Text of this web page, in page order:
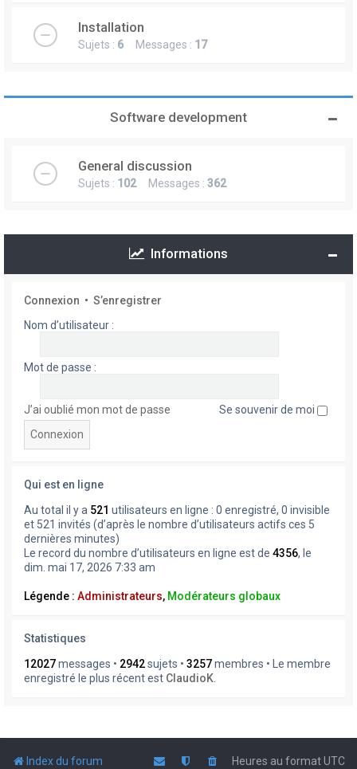
Installation
Sujets : 6 Messages : 17
Software development
General discussion
Sujets : 102Messages : 362
Informations
Connexion • S’enregistrer
Nom d’utilisateur :
Mot de passe :
J’ai oublié mon mot de passe Se souvenir de moi
Qui est en ligne
Au total il y a 521 utilisateurs en ligne : 0 enregistré, 0 invisible
et 521 invités (d’après le nombre d’utilisateurs actifs ces 5
dernières minutes)
Le record du nombre d’utilisateurs en ligne est de 4356, le
dim. mai 17, 2026 7:33 am
Légende : Administrateurs, Modérateurs globaux
Statistiques
12027messages • 2942sujets • 3257membres • Le membre
enregistré le plus récent est ClaudioK
Index du forum Heures au formatUTC